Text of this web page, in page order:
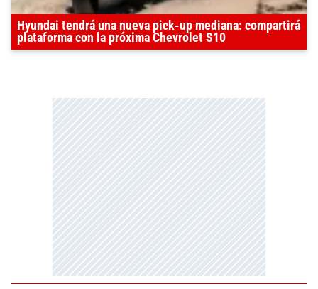
Hyundai tendrá una nueva pick-up mediana: compartirá
plataforma con la próxima Chevrolet S10